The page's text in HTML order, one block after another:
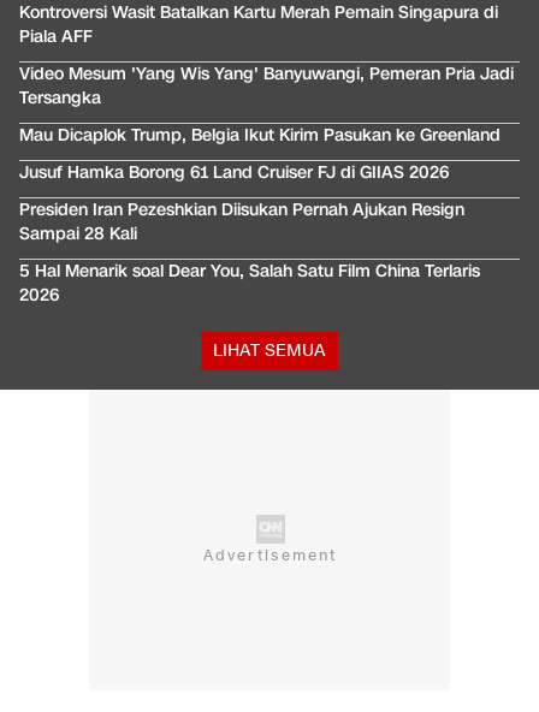
Kontroversi Wasit Batalkan Kartu Merah Pemain Singapura di
Piala AFF
Video Mesum 'Yang Wis Yang' Banyuwangi, Pemeran Pria Jadi
Tersangka
Mau Dicaplok Trump, Belgia Ikut Kirim Pasukan ke Greenland
Jusuf Hamka Borong 61 Land Cruiser FJ di GIIAS 2026
Presiden Iran Pezeshkian Diisukan Pernah Ajukan Resign
Sampai 28 Kali
5 Hal Menarik soal Dear You, Salah Satu Film China Terlaris
2026
LIHAT SEMUA